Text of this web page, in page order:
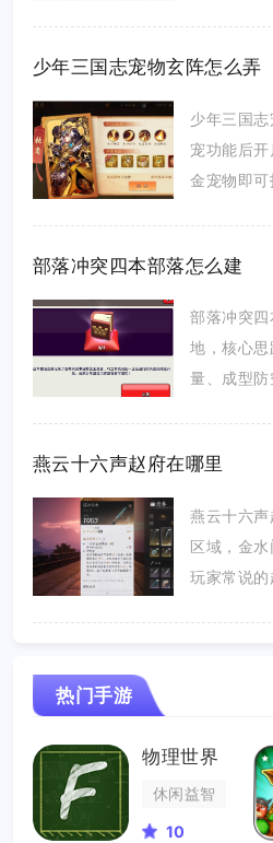
少年三国志宠物玄阵怎么弄
少年三国
宠功能后
金宠物即
部落冲突四本部落怎么建
部落冲突
地，核心
量、成型
燕云十六声赵府在哪里
燕云十六
区域，金
玩家常说
热门手游
物理世界
休闲益智
10